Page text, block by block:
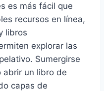
es más fácil que
recursos en línea,
libros
explorar las
Sumergirse
abrir un libro de
capas de